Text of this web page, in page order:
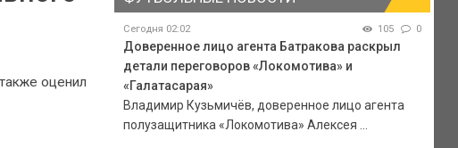
оценил
Сегодня 02:02 105 0
Доверенное лицо агента Батракова раскрыл
детали переговоров «Локомотива» и
«Галатасарая»
Владимир Кузьмичёв, доверенное лицо агента
полузащитника «Локомотива» Алексея ...